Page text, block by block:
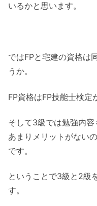
いるかと思います。
ではFPと宅建の資格は
うか。
FP資格はFP技能士検定
そして3級では勉強内
あまりメリットがない
です。
ということで3級と2級
す。